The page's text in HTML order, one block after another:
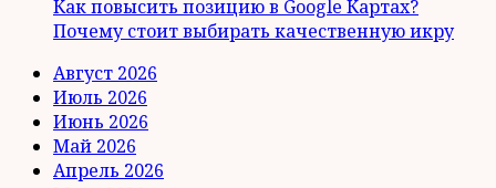
Как повысить позицию в Google Картах?
Почему стоит выбирать качественную икру
Август 2026
Июль 2026
Июнь 2026
Май 2026
Апрель 2026